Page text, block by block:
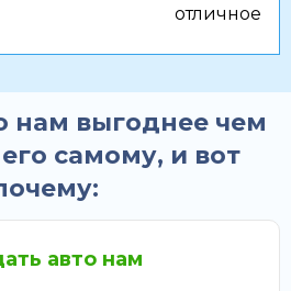
отличное
нам выгоднее чем
самому, и вот
авто нам